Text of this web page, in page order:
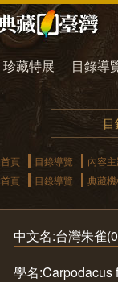
珍藏特展 目錄導
首頁 目錄導覽 內容
首頁
目錄導覽 典藏
中文名:台灣朱雀
學名:Carpodacus